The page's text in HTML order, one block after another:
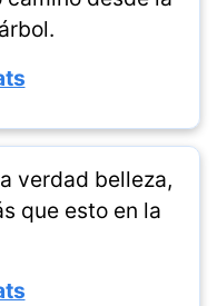
verdad belleza,
que esto en la